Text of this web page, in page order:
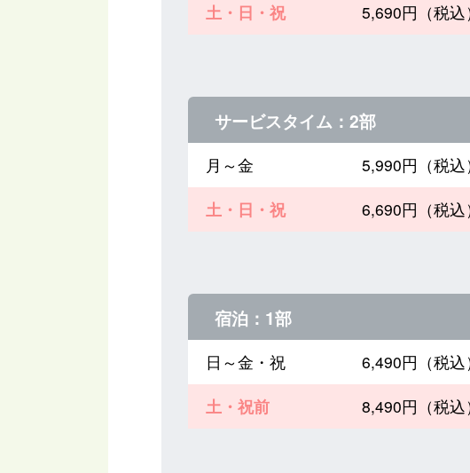
土・日・祝
5,690円（税込
サービスタイム：2部
月～金
5,990円（税込
土・日・祝
6,690円（税込
宿泊：1部
日～金・祝
6,490円（税込
土・祝前
8,490円（税込